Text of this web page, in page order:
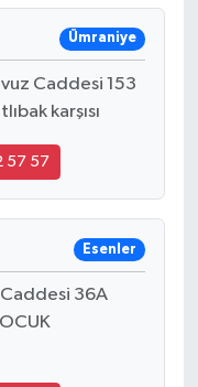
Ümraniye
Caddesi 153
karşısı
57 57
Esenler
Caddesi 36A